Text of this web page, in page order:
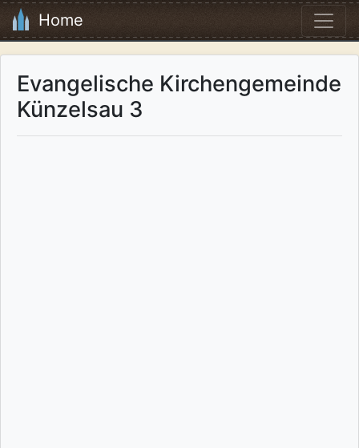
Home
Evangelische Kirchengemeinde
Künzelsau 3